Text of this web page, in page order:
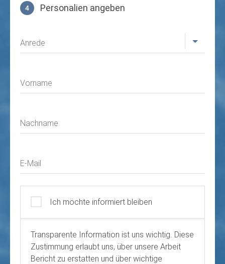
4 Personalien angeben
Anrede
Vorname
Nachname
E-Mail
Ich möchte informiert bleiben
Transparente Information ist uns wichtig. Diese
Zustimmung erlaubt uns, über unsere Arbeit
Bericht zu erstatten und über wichtige